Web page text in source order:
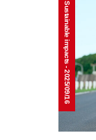
Sustainable impacts - 2025/09/16